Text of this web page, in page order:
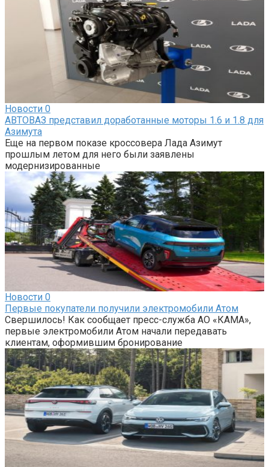
Новости 0
АВТОВАЗ представил доработанные моторы 1.6 и 1.8 для
Азимута
Еще на первом показе кроссовера Лада Азимут
прошлым летом для него были заявлены
модернизированные
Новости 0
Первые покупатели получили электромобили Атом
Свершилось! Как сообщает пресс-служба АО «КАМА»,
первые электромобили Атом начали передавать
клиентам, оформившим бронирование